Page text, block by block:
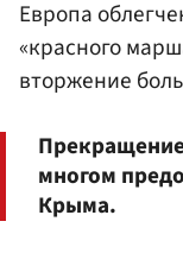
Европа
«красного
вторжение
многом
Крыма.